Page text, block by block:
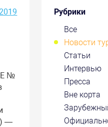
Рубрики
Все
Новости
Статьи
Интервью
Пресса
Вне корта
№
—